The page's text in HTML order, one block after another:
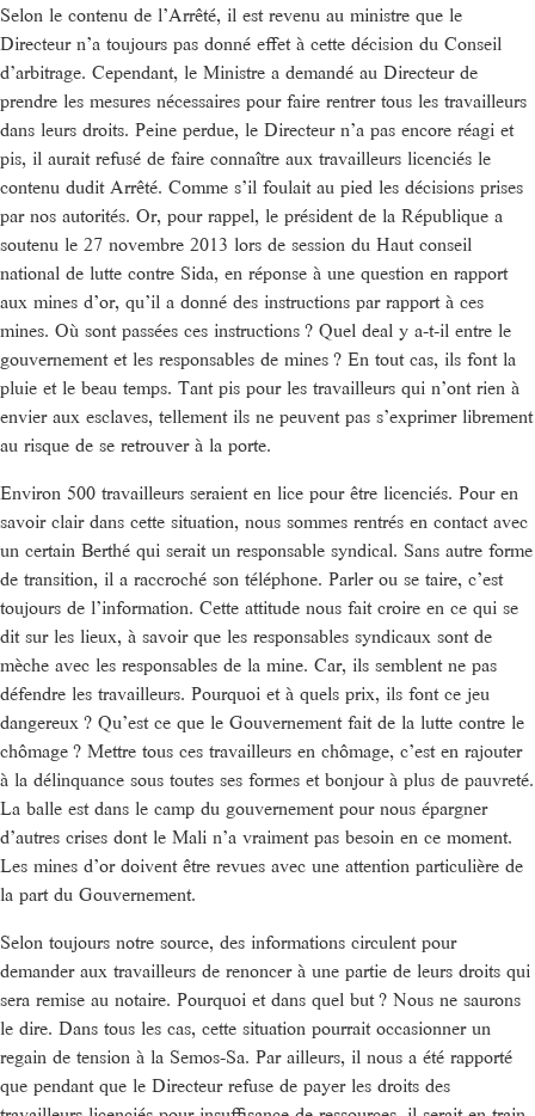
Selon le contenu de l’Arrêté, il est revenu au ministre que le
Directeur n’a toujours pas donné effet à cette décision du Conseil
d’arbitrage. Cependant, le Ministre a demandé au Directeur de
prendre les mesures nécessaires pour faire rentrer tous les travailleurs
dans leurs droits. Peine perdue, le Directeur n’a pas encore réagi et
pis, il aurait refusé de faire connaître aux travailleurs licenciés le
contenu dudit Arrêté. Comme s’il foulait au pied les décisions prises
par nos autorités. Or, pour rappel, le président de la République a
soutenu le 27 novembre 2013 lors de session du Haut conseil
national de lutte contre Sida, en réponse à une question en rapport
aux mines d’or, qu’il a donné des instructions par rapport à ces
mines. Où sont passées ces instructions ? Quel deal y a-t-il entre le
gouvernement et les responsables de mines ? En tout cas, ils font la
pluie et le beau temps. Tant pis pour les travailleurs qui n’ont rien à
envier aux esclaves, tellement ils ne peuvent pas s’exprimer librement
au risque de se retrouver à la porte.
Environ 500 travailleurs seraient en lice pour être licenciés. Pour en
savoir clair dans cette situation, nous sommes rentrés en contact avec
un certain Berthé qui serait un responsable syndical. Sans autre forme
de transition, il a raccroché son téléphone. Parler ou se taire, c’est
toujours de l’information. Cette attitude nous fait croire en ce qui se
dit sur les lieux, à savoir que les responsables syndicaux sont de
mèche avec les responsables de la mine. Car, ils semblent ne pas
défendre les travailleurs. Pourquoi et à quels prix, ils font ce jeu
dangereux ? Qu’est ce que le Gouvernement fait de la lutte contre le
chômage ? Mettre tous ces travailleurs en chômage, c’est en rajouter
à la délinquance sous toutes ses formes et bonjour à plus de pauvreté.
La balle est dans le camp du gouvernement pour nous épargner
d’autres crises dont le Mali n’a vraiment pas besoin en ce moment.
Les mines d’or doivent être revues avec une attention particulière de
la part du Gouvernement.
Selon toujours notre source, des informations circulent pour
demander aux travailleurs de renoncer à une partie de leurs droits qui
sera remise au notaire. Pourquoi et dans quel but ? Nous ne saurons
le dire. Dans tous les cas, cette situation pourrait occasionner un
regain de tension à la Semos-Sa. Par ailleurs, il nous a été rapporté
que pendant que le Directeur refuse de payer les droits des